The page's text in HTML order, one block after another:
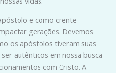
e como crente
gerações. Devemos
os apóstolos tiveram suas
autênticos em nossa busca
com Cristo. A